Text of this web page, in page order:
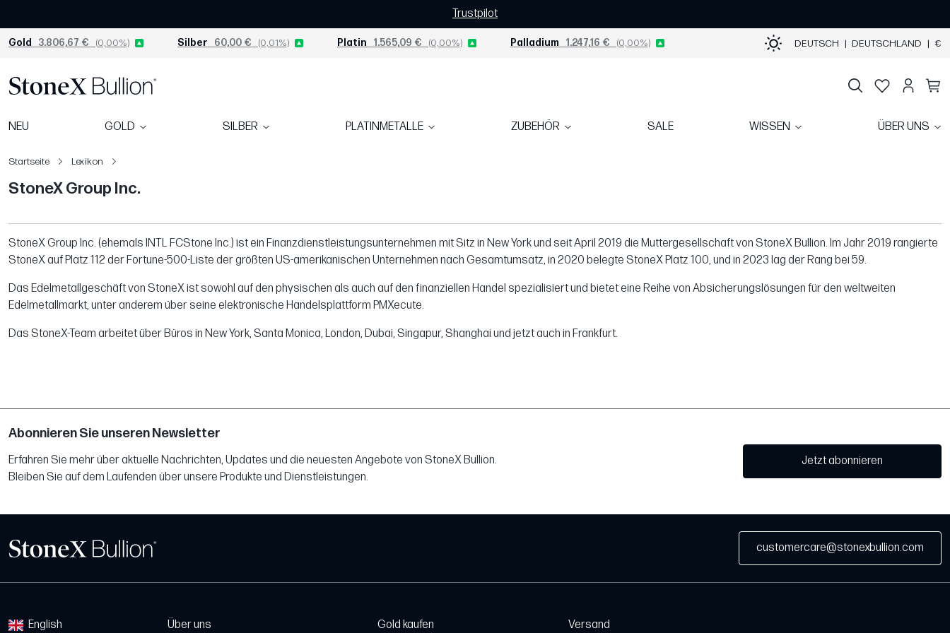
Trustpilot
Gold 3.806,67 € (0,00%) Silber 60,00 € (0,01%) Platin 1.565,09 € (0,00%) Palladium 1.247,16 € (0,00%) DEUTSCH | DEUTSCHLAND | €
NEU GOLD SILBER PLATINMETALLE ZUBEHÖR SALE WISSEN ÜBER UNS
Startseite Lexikon
StoneX Group Inc.
StoneX Group Inc. (ehemals INTL FCStone Inc.) ist ein Finanzdienstleistungsunternehmen mit Sitz in New York und seit April 2019 die Muttergesellschaft von StoneX Bullion. Im Jahr 2019 rangierte
StoneX auf Platz 112 der Fortune-500-Liste der größten US-amerikanischen Unternehmen nach Gesamtumsatz, in 2020 belegte StoneX Platz 100, und in 2023 lag der Rang bei 59.
Das Edelmetallgeschäft von StoneX ist sowohl auf den physischen als auch auf den finanziellen Handel spezialisiert und bietet eine Reihe von Absicherungslösungen für den weltweiten
Edelmetallmarkt, unter anderem über seine elektronische Handelsplattform PMXecute.
Das StoneX-Team arbeitet über Büros in New York, Santa Monica, London, Dubai, Singapur, Shanghai und jetzt auch in Frankfurt.
Abonnieren Sie unseren Newsletter
Erfahren Sie mehr über aktuelle Nachrichten, Updates und die neuesten Angebote von StoneX Bullion.
Bleiben Sie auf dem Laufenden über unsere Produkte und Dienstleistungen.
Jetzt abonnieren
customercare@stonexbullion.com
English Über uns Gold kaufen Versand